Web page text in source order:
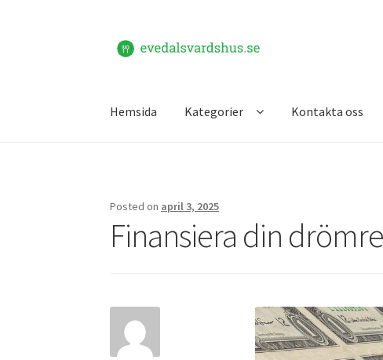
Skip
to
Skip
to
Hemsida
Kategorier Kontakta oss
Posted on april 3, 2025
Finansiera din